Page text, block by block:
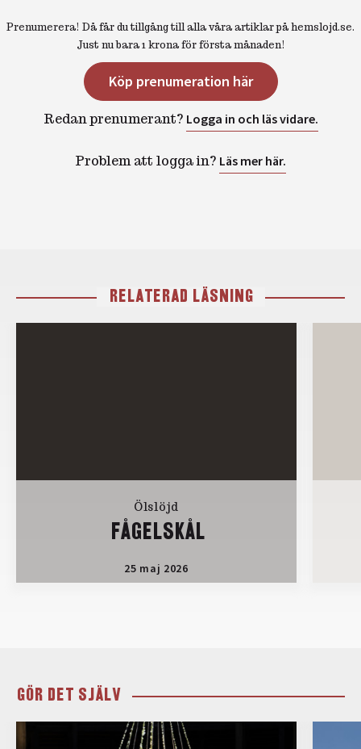
Prenumerera! Då får du tillgång till alla våra artiklar på hemslojd.se.
Just nu bara 1 krona för första månaden!
Köp prenumeration här
Redan prenumerant? Logga in och läs vidare.
Problem att logga in? Läs mer här.
RELATERAD LÄSNING
Ölslöjd
FÅGELSKÅL
25 maj 2026
GÖR DET SJÄLV